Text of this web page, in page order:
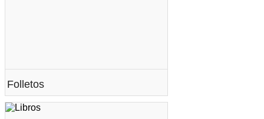
Folletos